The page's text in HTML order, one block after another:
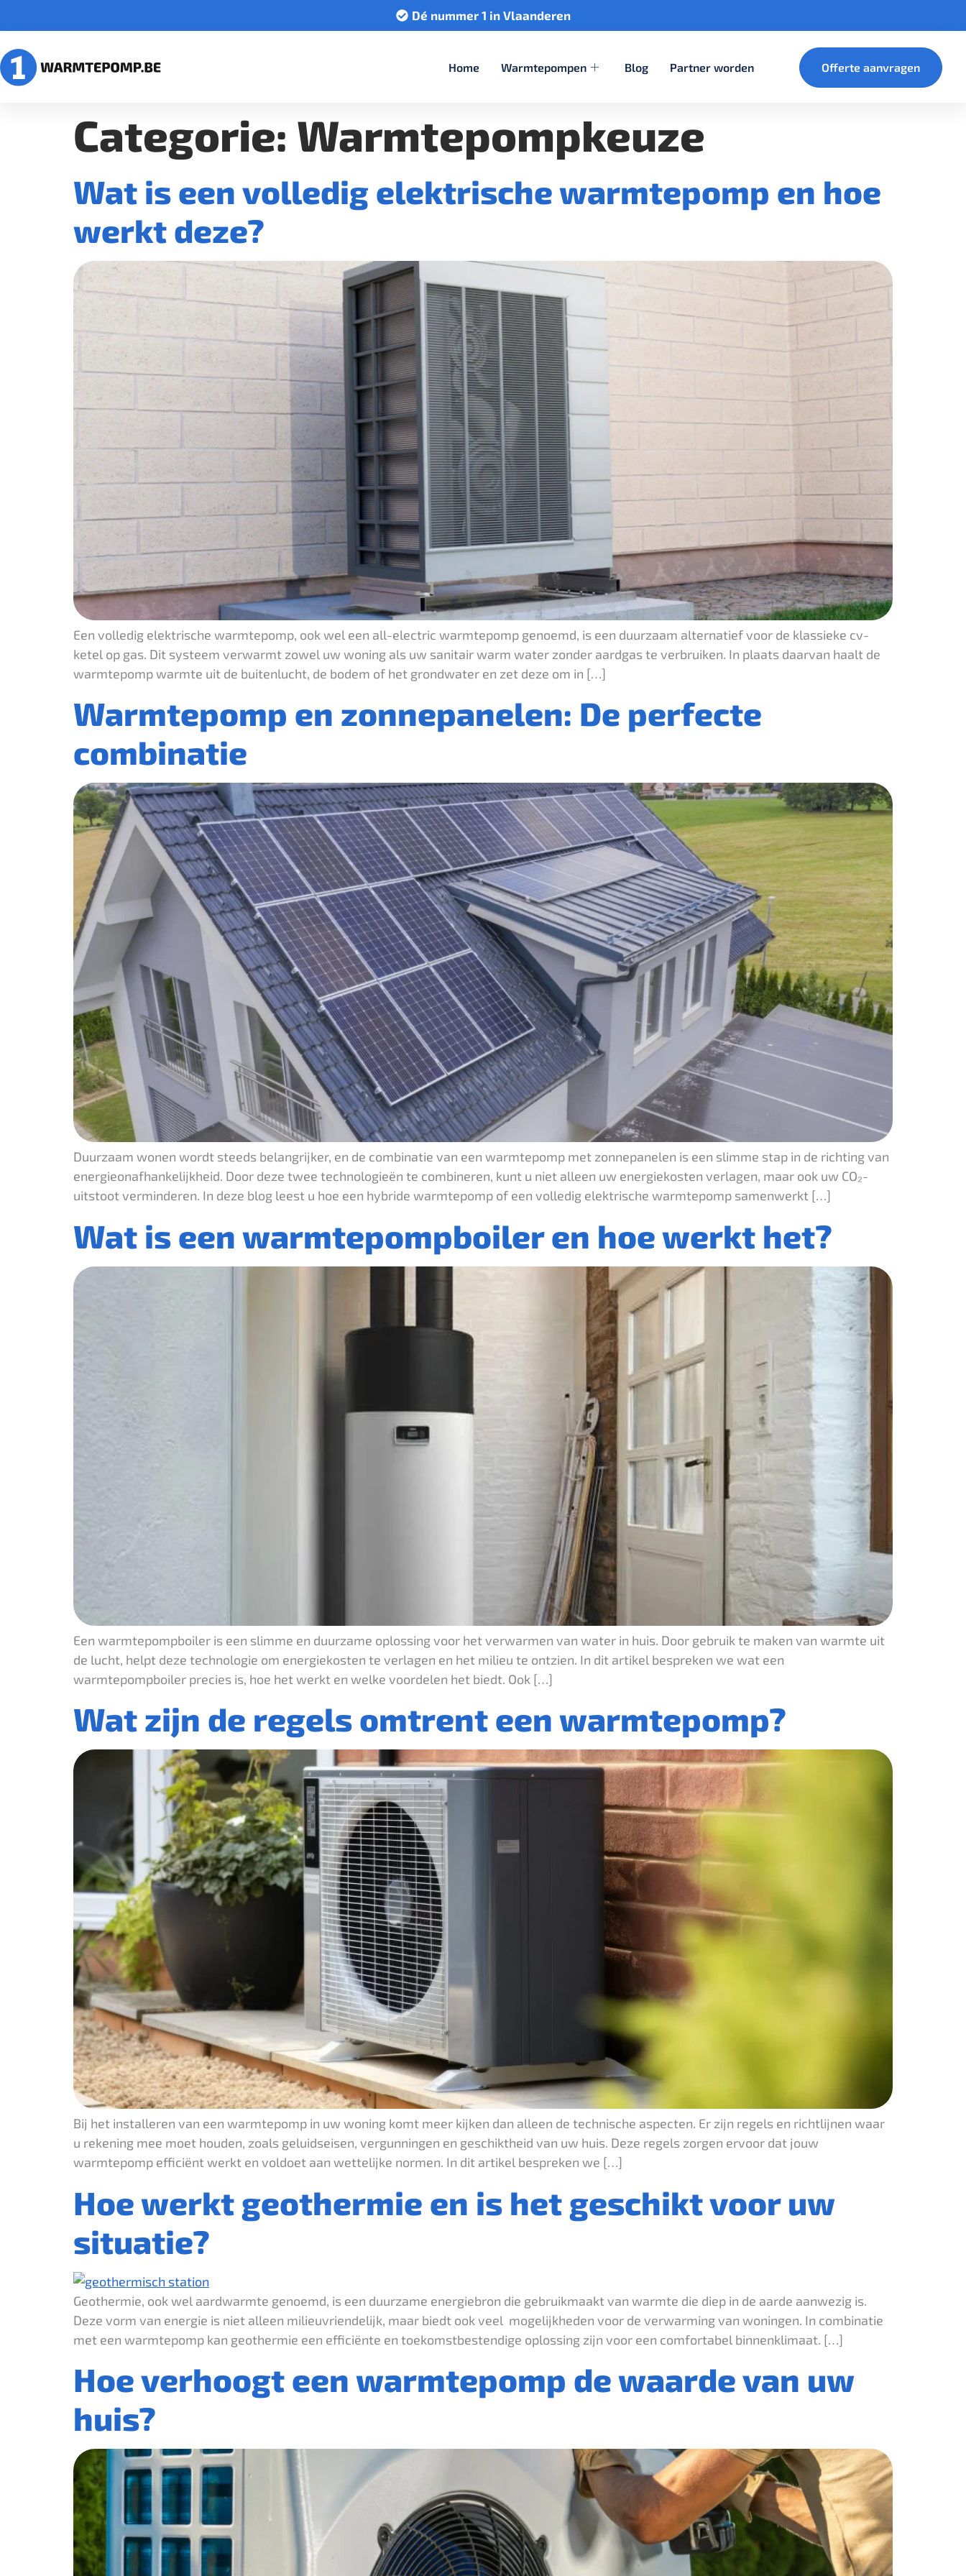
Dé nummer 1 in Vlaanderen
Home Warmtepompen Blog Partner worden Offerte aanvragen
Categorie: Warmtepompkeuze
Wat is een volledig elektrische warmtepomp en hoe
werkt deze?
Een volledig elektrische warmtepomp, ook wel een all-electric warmtepomp genoemd, is een duurzaam alternatief voor de klassieke cv-
ketel op gas. Dit systeem verwarmt zowel uw woning als uw sanitair warm water zonder aardgas te verbruiken. In plaats daarvan haalt de
warmtepomp warmte uit de buitenlucht, de bodem of het grondwater en zet deze om in […]
Warmtepomp en zonnepanelen: De perfecte
combinatie
Duurzaam wonen wordt steeds belangrijker, en de combinatie van een warmtepomp met zonnepanelen is een slimme stap in de richting van
energieonafhankelijkheid. Door deze twee technologieën te combineren, kunt u niet alleen uw energiekosten verlagen, maar ook uw CO₂-
uitstoot verminderen. In deze blog leest u hoe een hybride warmtepomp of een volledig elektrische warmtepomp samenwerkt […]
Wat is een warmtepompboiler en hoe werkt het?
Een warmtepompboiler is een slimme en duurzame oplossing voor het verwarmen van water in huis. Door gebruik te maken van warmte uit
de lucht, helpt deze technologie om energiekosten te verlagen en het milieu te ontzien. In dit artikel bespreken we wat een
warmtepompboiler precies is, hoe het werkt en welke voordelen het biedt. Ook […]
Wat zijn de regels omtrent een warmtepomp?
Bij het installeren van een warmtepomp in uw woning komt meer kijken dan alleen de technische aspecten. Er zijn regels en richtlijnen waar
u rekening mee moet houden, zoals geluidseisen, vergunningen en geschiktheid van uw huis. Deze regels zorgen ervoor dat jouw
warmtepomp efficiënt werkt en voldoet aan wettelijke normen. In dit artikel bespreken we […]
Hoe werkt geothermie en is het geschikt voor uw
situatie?
Geothermie, ook wel aardwarmte genoemd, is een duurzame energiebron die gebruikmaakt van warmte die diep in de aarde aanwezig is.
Deze vorm van energie is niet alleen milieuvriendelijk, maar biedt ook veel mogelijkheden voor de verwarming van woningen. In combinatie
met een warmtepomp kan geothermie een efficiënte en toekomstbestendige oplossing zijn voor een comfortabel binnenklimaat. […]
Hoe verhoogt een warmtepomp de waarde van uw
huis?